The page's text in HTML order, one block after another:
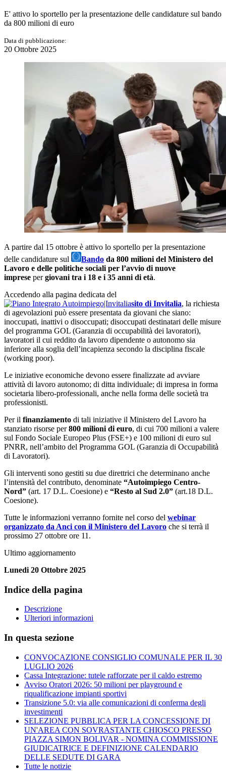
E' attivo lo sportello per la presentazione delle candidature sul bando
da 800 milioni di euro
Data di pubblicazione:
20 Ottobre 2025
A partire dal 15 ottobre è attivo lo sportello per la presentazione
delle candidature sul
Bando da 800 milioni del Ministero del
Lavoro e delle politiche sociali per l’avvio di nuove
imprese pergiovani tra i 18 e i 35 anni di età.
Accedendo alla pagina dedicata del
sito di Invitalia, la richiesta
di agevolazioni può essere presentata da giovani che siano:
inoccupati, inattivi o disoccupati; disoccupati destinatari delle misure
del programma GOL (Garanzia di occupabilità dei lavoratori),
lavoratori il cui reddito da lavoro dipendente o autonomo sia
inferiore alla soglia dell’incapienza secondo la disciplina fiscale
(working poor).
Le iniziative economiche devono essere finalizzate ad avviare
attività di lavoro autonomo; di ditta individuale; di impresa in forma
societaria libero-professionali, anche nella forma delle società tra
professionisti.
Per il finanziamento di tali iniziative il Ministero del Lavoro ha
stanziato risorse per800 milioni di euro, di cui 700 milioni a valere
sul Fondo Sociale Europeo Plus (FSE+) e 100 milioni di euro sul
PNRR, nell’ambito del Programma GOL (Garanzia di Occupabilità
di Lavoratori).
Gli interventi sono gestiti su due direttrici che determinano anche
l’intensità del contributo, denominate “Autoimpiego Centro-
Nord” (art. 17 D.L. Coesione) e “Resto al Sud 2.0” (art.18 D.L.
Coesione).
Tutte le informazioni verranno fornite nel corso del webinar
organizzato da Anci con il Ministero del Lavoro che si terrà il
prossimo 27 ottobre ore 11.
Ultimo aggiornamento
Lunedi 20 Ottobre 2025
Indice della pagina
Descrizione
Ulteriori informazioni
In questa sezione
CONVOCAZIONE CONSIGLIO COMUNALE PER IL 30
LUGLIO 2026
Cassa Integrazione: tutele rafforzate per il caldo estremo
Avviso Oratori 2026: 50 milioni per playground e
riqualificazione impianti sportivi
Transizione 5.0: via alle comunicazioni di conferma degli
investimenti
SELEZIONE PUBBLICA PER LA CONCESSIONE DI
UN'AREA CON SOVRASTANTE CHIOSCO PRESSO
PIAZZA SIMON BOLIVAR - NOMINA COMMISSIONE
GIUDICATRICE E DEFINIZIONE CALENDARIO
DELLE SEDUTE DI GARA
Tutte le notizie